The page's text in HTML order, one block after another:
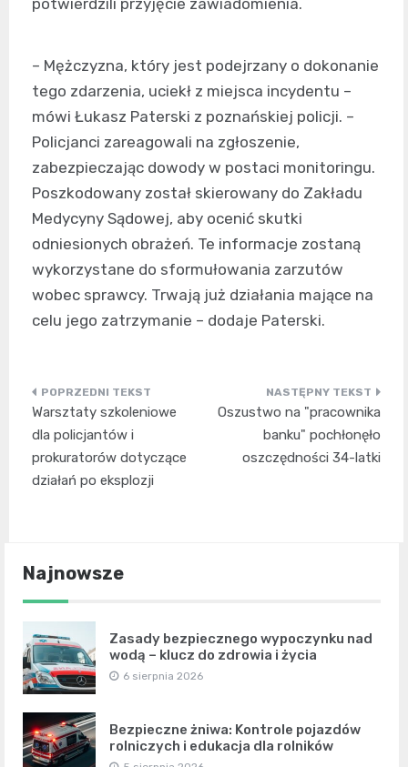
– Mężczyzna, który jest podejrzany o dokonanie
tego zdarzenia, uciekł z miejsca incydentu –
mówi Łukasz Paterski z poznańskiej policji. –
Policjanci zareagowali na zgłoszenie,
zabezpieczając dowody w postaci monitoringu.
Poszkodowany został skierowany do Zakładu
Medycyny Sądowej, aby ocenić skutki
odniesionych obrażeń. Te informacje zostaną
wykorzystane do sformułowania zarzutów
wobec sprawcy. Trwają już działania mające na
celu jego zatrzymanie – dodaje Paterski.
Nawigacja
wpisu
Warsztaty szkoleniowe
dla policjantów i
prokuratorów dotyczące
działań po eksplozji
Oszustwo na "pracownika
banku" pochłonęło
oszczędności 34-latki
Najnowsze
Zasady bezpiecznego wypoczynku nad
wodą – klucz do zdrowia i życia
6 sierpnia 2026
Bezpieczne żniwa: Kontrole pojazdów
rolniczych i edukacja dla rolników